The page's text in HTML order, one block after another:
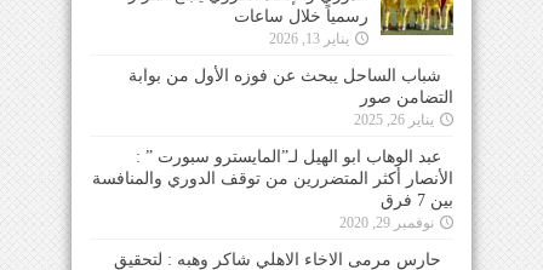
رسمياً خلال ساعات
يناير 13, 2026
شباب الساحل يبحث عن فوزه الأول من بوابة
التضامن صور
يناير 26, 2025
عبد الوهاب ابو الهيل لـ”المايسترو سبورت ” :
الأنصار أكثر المتضررين من توقف الدوري والمنافسة
بين 7 فرق
نوفمبر 29, 2020
حارس مرمى الاخاء الاهلي شاكر وهبه : لتحقيق